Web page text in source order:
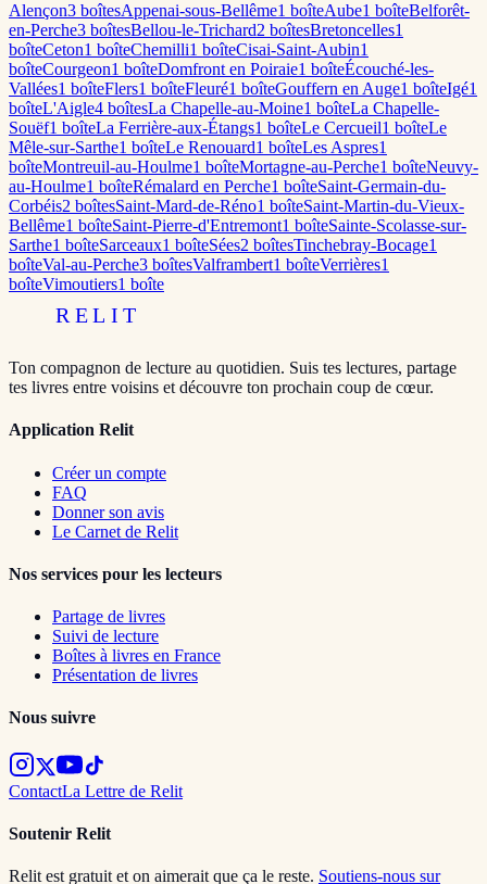
Alençon3 boîtesAppenai-sous-Bellême1 boîteAube1 boîteBelforêt-
en-Perche3 boîtesBellou-le-Trichard2 boîtesBretoncelles1
boîteCeton1 boîteChemilli1 boîteCisai-Saint-Aubin1
boîteCourgeon1 boîteDomfront en Poiraie1 boîteÉcouché-les-
Vallées1 boîteFlers1 boîteFleuré1 boîteGouffern en Auge1 boîteIgé1
boîteL'Aigle4 boîtesLa Chapelle-au-Moine1 boîteLa Chapelle-
Souëf1 boîteLa Ferrière-aux-Étangs1 boîteLe Cercueil1 boîteLe
Mêle-sur-Sarthe1 boîteLe Renouard1 boîteLes Aspres1
boîteMontreuil-au-Houlme1 boîteMortagne-au-Perche1 boîteNeuvy-
au-Houlme1 boîteRémalard en Perche1 boîteSaint-Germain-du-
Corbéis2 boîtesSaint-Mard-de-Réno1 boîteSaint-Martin-du-Vieux-
Bellême1 boîteSaint-Pierre-d'Entremont1 boîteSainte-Scolasse-sur-
Sarthe1 boîteSarceaux1 boîteSées2 boîtesTinchebray-Bocage1
boîteVal-au-Perche3 boîtesValframbert1 boîteVerrières1
boîteVimoutiers1 boîte
RELIT
Ton compagnon de lecture au quotidien. Suis tes lectures, partage
tes livres entre voisins et découvre ton prochain coup de cœur.
Application Relit
Créer un compte
FAQ
Donner son avis
Le Carnet de Relit
Nos services pour les lecteurs
Partage de livres
Suivi de lecture
Boîtes à livres en France
Présentation de livres
Nous suivre
ContactLa Lettre de Relit
Soutenir Relit
Relit est gratuit et on aimerait que ça le reste. Soutiens-nous sur